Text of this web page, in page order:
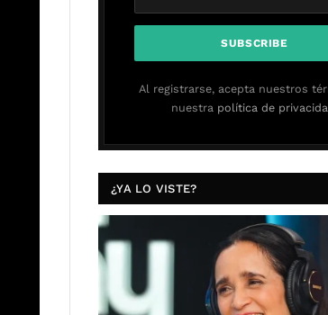
Al registrarse, acepta nuestros
nuestra política de
¿YA LO VISTE?